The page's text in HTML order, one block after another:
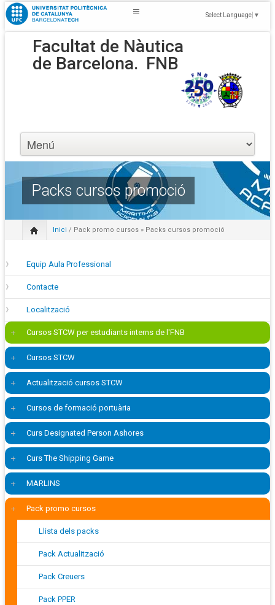
Select Language ▼
Facultat de Nàutica
de Barcelona. FNB
Packs cursos promoció
Inici / Pack promo cursos » Packs cursos promoció
Equip Aula Professional
Contacte
Localització
Cursos STCW per estudiants interns de l'FNB
Cursos STCW
Actualització cursos STCW
Cursos de formació portuària
Curs Designated Person Ashores
Curs The Shipping Game
MARLINS
Pack promo cursos
Llista dels packs
Pack Actualització
Pack Creuers
Pack PPER